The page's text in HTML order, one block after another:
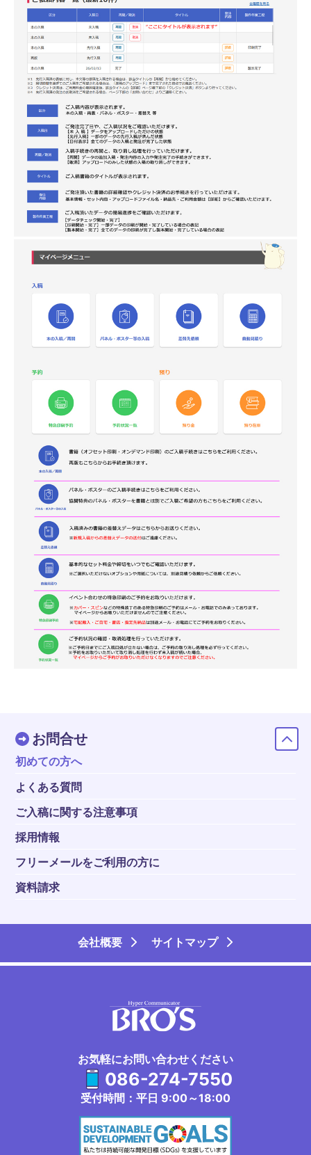
お問合せ
初めての方へ
よくある質問
ご入稿に関する注意事項
採用情報
フリーメールをご利用の方に
資料請求
会社概要 サイトマップ
お気軽にお問い合わせください
086-274-7550
受付時間：平日 9:00～18:00